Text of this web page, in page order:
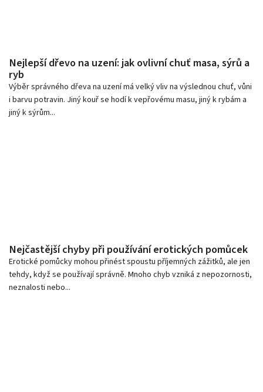
Nejlepší dřevo na uzení: jak ovlivní chuť masa, sýrů a
ryb
Výběr správného dřeva na uzení má velký vliv na výslednou chuť, vůni
i barvu potravin. Jiný kouř se hodí k vepřovému masu, jiný k rybám a
jiný k sýrům...
Nejčastější chyby při používání erotických pomůcek
Erotické pomůcky mohou přinést spoustu příjemných zážitků, ale jen
tehdy, když se používají správně. Mnoho chyb vzniká z nepozornosti,
neznalosti nebo...